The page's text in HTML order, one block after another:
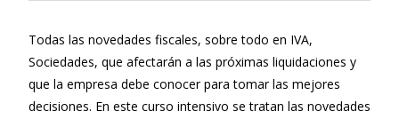
Todas las novedades fiscales, sobre todo en IVA,
Sociedades, que afectarán a las próximas liquidaciones y
que la empresa debe conocer para tomar las mejores
decisiones. En este curso intensivo se tratan las novedades